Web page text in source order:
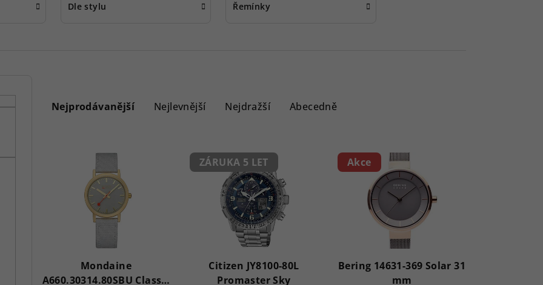
Dle stylu Řemínky
a
o
Nejprodávanější Nejlevnější Nejdražší Abecedně
Mondaine
A660.30314.80SBU Classic
ZÁRUKA 5 LET
Citizen JY8100-80L
Promaster Sky
Akce
Bering 14631-369 Solar 31
mm